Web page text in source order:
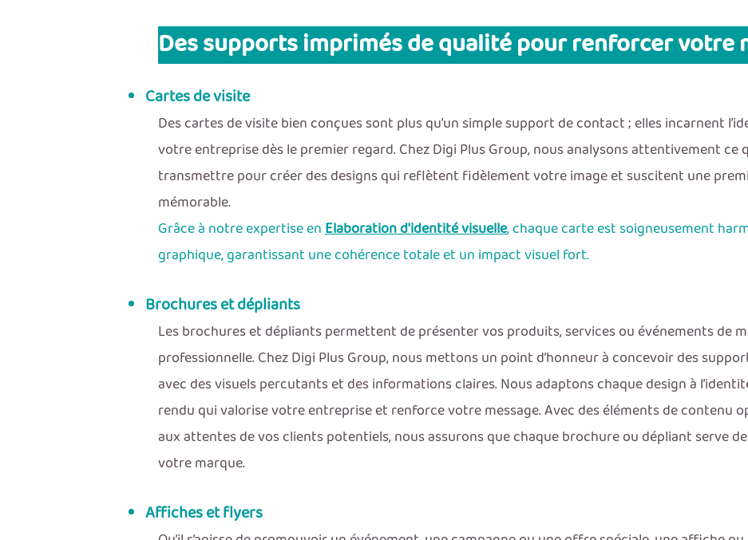
Des supports imprimés de qualité pour renforcer votre
Cartes de visite
Des cartes de visite bien conçues sont plus qu’un simple support de contact ; elles incarnent
votre entreprise dès le premier regard. Chez Digi Plus Group, nous analysons attentivement ce
transmettre pour créer des designs qui reflètent fidèlement votre image et suscitent une
mémorable.
Grâce à notre expertise enElaboration d'identité visuelle, chaque carte est soigneusement
graphique, garantissant une cohérence totale et un impact visuel fort.
Brochures et dépliants
Les brochures et dépliants permettent de présenter vos produits, services ou événements de
professionnelle. Chez Digi Plus Group, nous mettons un point d’honneur à concevoir des
avec des visuels percutants et des informations claires. Nous adaptons chaque design à
rendu qui valorise votre entreprise et renforce votre message. Avec des éléments de contenu
aux attentes de vos clients potentiels, nous assurons que chaque brochure ou dépliant serve
votre marque.
Affiches et flyers